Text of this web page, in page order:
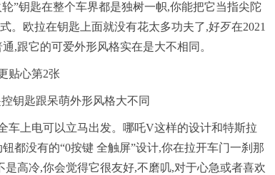
”钥匙在整个车界都是独树一帜,你能把它当指尖陀
。欧拉在钥匙上面就没有花太多功夫了,好歹在2021
,跟它的可爱外形风格实在是大不相同。
钥匙跟呆萌外形风格大不同
车上电可以立马出发。哪吒V这样的设计和特斯拉
都没有的“0按键 全触屏”设计,你在拉开车门一刹那
高冷,你会觉得它很友好,不磨叽,对于心急或者喜欢